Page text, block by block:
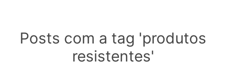
Posts com a tag 'produtos
resistentes'